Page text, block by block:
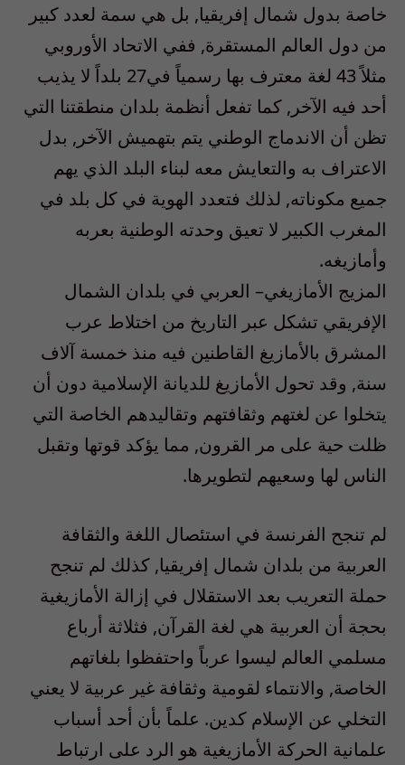
خاصة بدول شمال إفريقيا, بل هي سمة لعدد كبير
من دول العالم المستقرة, ففي الاتحاد الأوروبي
مثلاً 43 لغة معترف بها رسمياً في27 بلداً لا يذيب
أحد فيه الآخر, كما تفعل أنظمة بلدان منطقتنا التي
تظن أن الاندماج الوطني يتم بتهميش الآخر, بدل
الاعتراف به والتعايش معه لبناء البلد الذي يهم
جميع مكوناته, لذلك فتعدد الهوية في كل بلد في
المغرب الكبير لا تعيق وحدته الوطنية بعربه
وأمازيغه.
المزيج الأمازيغي– العربي في بلدان الشمال
الإفريقي تشكل عبر التاريخ من اختلاط عرب
المشرق بالأمازيغ القاطنين فيه منذ خمسة آلاف
سنة, وقد تحول الأمازيغ للديانة الإسلامية دون أن
يتخلوا عن لغتهم وثقافتهم وتقاليدهم الخاصة التي
ظلت حية على مر القرون, مما يؤكد قوتها وتقبل
الناس لها وسعيهم لتطويرها.
لم تنجح الفرنسة في استئصال اللغة والثقافة
العربية من بلدان شمال إفريقيا, كذلك لم تنجح
حملة التعريب بعد الاستقلال في إزالة الأمازيغية
بحجة أن العربية هي لغة القرآن, فثلاثة أرباع
مسلمي العالم ليسوا عرباً واحتفظوا بلغاتهم
الخاصة, والانتماء لقومية وثقافة غير عربية لا يعني
التخلي عن الإسلام كدين. علماً بأن أحد أسباب
علمانية الحركة الأمازيغية هو الرد على ارتباط